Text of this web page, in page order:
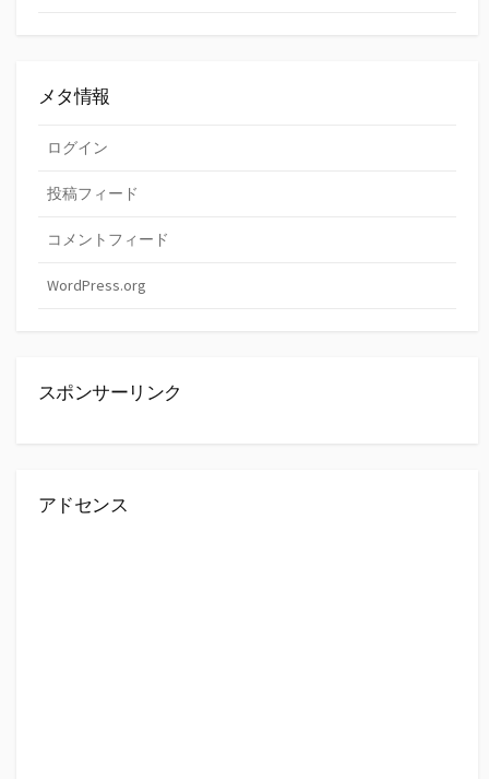
メタ情報
ログイン
投稿フィード
コメントフィード
WordPress.org
スポンサーリンク
アドセンス